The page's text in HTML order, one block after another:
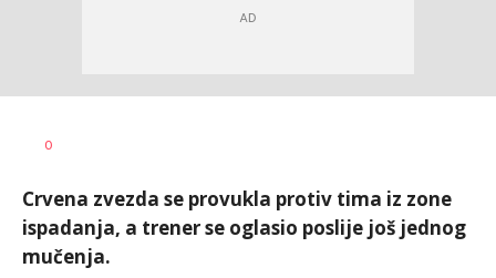
AUTOR
0
Crvena zvezda se provukla protiv tima iz zone
ispadanja, a trener se oglasio poslije još jednog
mučenja.